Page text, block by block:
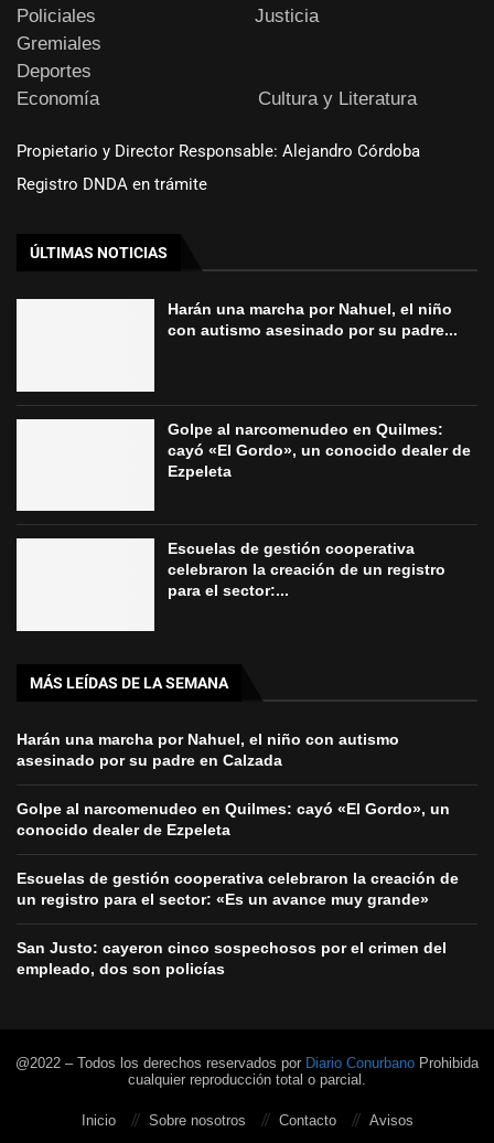
Policiales
Justicia
Gremiales
Deportes
Economía
Cultura y Literatura
Propietario y Director Responsable: Alejandro Córdoba
Registro DNDA en trámite
ÚLTIMAS NOTICIAS
Harán una marcha por Nahuel, el niño
con autismo asesinado por su padre...
Golpe al narcomenudeo en Quilmes:
cayó «El Gordo», un conocido dealer de
Ezpeleta
Escuelas de gestión cooperativa
celebraron la creación de un registro
para el sector:...
MÁS LEÍDAS DE LA SEMANA
Harán una marcha por Nahuel, el niño con autismo
asesinado por su padre en Calzada
Golpe al narcomenudeo en Quilmes: cayó «El Gordo», un
conocido dealer de Ezpeleta
Escuelas de gestión cooperativa celebraron la creación de
un registro para el sector: «Es un avance muy grande»
San Justo: cayeron cinco sospechosos por el crimen del
empleado, dos son policías
@2022 – Todos los derechos reservados por Diario Conurbano Prohibida
cualquier reproducción total o parcial.
Inicio Sobre nosotros Contacto Avisos